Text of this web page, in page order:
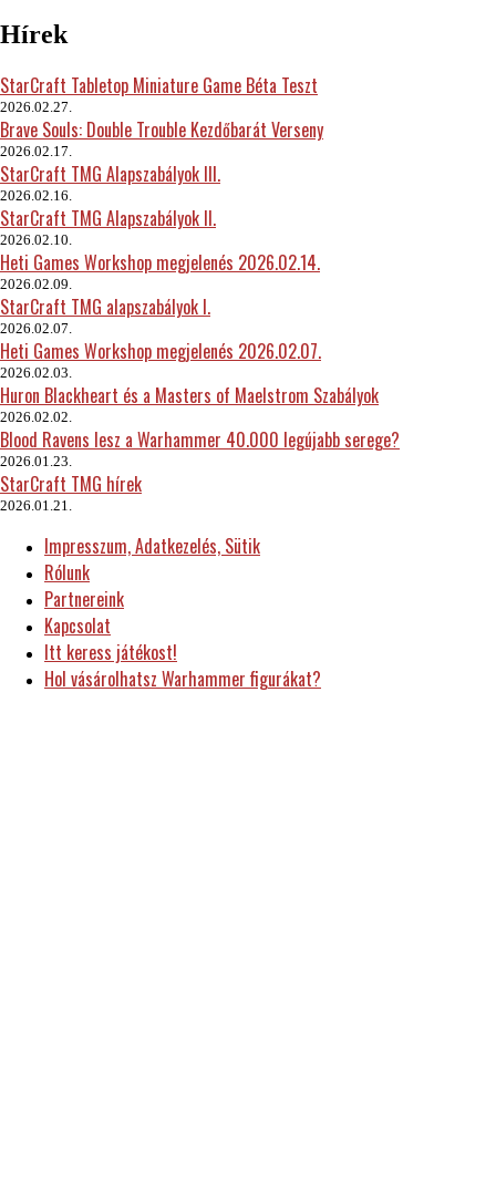
Hírek
StarCraft Tabletop Miniature Game Béta Teszt
2026.02.27.
Brave Souls: Double Trouble Kezdőbarát Verseny
2026.02.17.
StarCraft TMG Alapszabályok III.
2026.02.16.
StarCraft TMG Alapszabályok II.
2026.02.10.
Heti Games Workshop megjelenés 2026.02.14.
2026.02.09.
StarCraft TMG alapszabályok I.
2026.02.07.
Heti Games Workshop megjelenés 2026.02.07.
2026.02.03.
Huron Blackheart és a Masters of Maelstrom Szabályok
2026.02.02.
Blood Ravens lesz a Warhammer 40.000 legújabb serege?
2026.01.23.
StarCraft TMG hírek
2026.01.21.
Impresszum, Adatkezelés, Sütik
Rólunk
Partnereink
Kapcsolat
Itt keress játékost!
Hol vásárolhatsz Warhammer figurákat?